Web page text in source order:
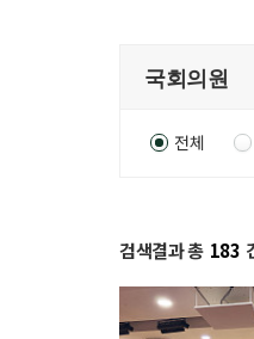
전체
검색결과 총 183